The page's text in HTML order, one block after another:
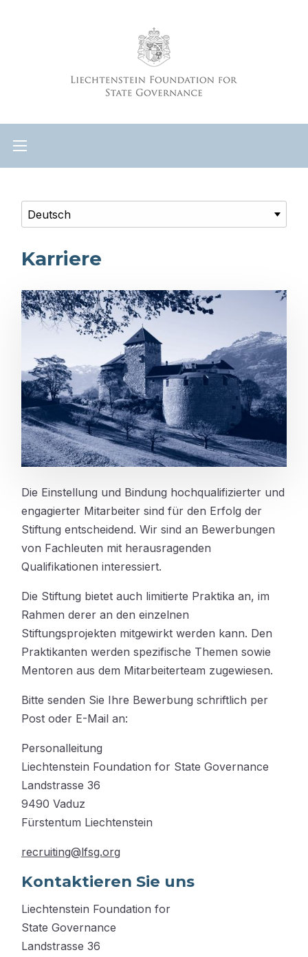
Karriere
Die Einstellung und Bindung hochqualifizierter und
engagierter Mitarbeiter sind für den Erfolg der
Stiftung entscheidend. Wir sind an Bewerbungen
von Fachleuten mit herausragenden
Qualifikationen interessiert.
Die Stiftung bietet auch limitierte Praktika an, im
Rahmen derer an den einzelnen
Stiftungsprojekten mitgewirkt werden kann. Den
Praktikanten werden spezifische Themen sowie
Mentoren aus dem Mitarbeiterteam zugewiesen.
Bitte senden Sie Ihre Bewerbung schriftlich per
Post oder E-Mail an:
Personalleitung
Liechtenstein Foundation for State Governance
Landstrasse 36
9490 Vaduz
Fürstentum Liechtenstein
recruiting@lfsg.org
Kontaktieren Sie uns
Liechtenstein Foundation for
State Governance
Landstrasse 36